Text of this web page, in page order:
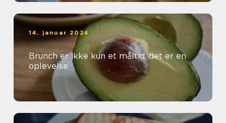
14. januar 2024
Brunch er ikke kun et måltid, det er en
oplevelse